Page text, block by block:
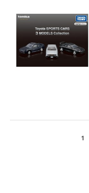
1